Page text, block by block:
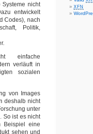
nicht
entwickelt
Codes), nach
Politik,
einfache
verläuft in
sozialen
von Images
deshalb nicht
unter
So ist es nicht
Beispiel eine
sehen und
XFN